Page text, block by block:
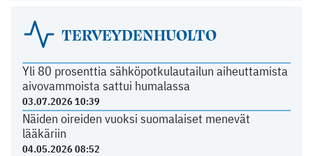
TERVEYDENHUOLTO
Yli 80 prosenttia sähköpotkulautailun aiheuttamista
aivovammoista sattui humalassa
03.07.2026 10:39
Näiden oireiden vuoksi suomalaiset menevät
lääkäriin
04.05.2026 08:52